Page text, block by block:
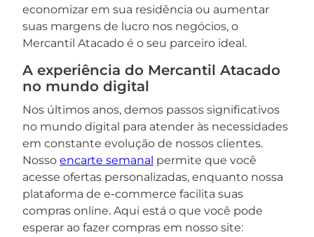
economizar em sua residência ou aumentar
suas margens de lucro nos negócios, o
Mercantil Atacado é o seu parceiro ideal.
A experiência do Mercantil Atacado
no mundo digital
Nos últimos anos, demos passos significativos
no mundo digital para atender às necessidades
em constante evolução de nossos clientes.
Nosso encarte semanal permite que você
acesse ofertas personalizadas, enquanto nossa
plataforma de e-commerce facilita suas
compras online. Aqui está o que você pode
esperar ao fazer compras em nosso site: